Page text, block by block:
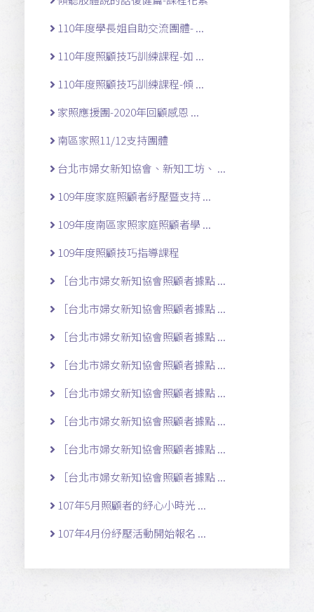
110年度學長姐自助交流團體- ...
110年度照顧技巧訓練課程-如 ...
110年度照顧技巧訓練課程-傾 ...
家照應援團-2020年回顧感恩 ...
南區家照11/12支持團體
台北市婦女新知協會、新知工坊、 ...
109年度家庭照顧者紓壓暨支持 ...
109年度南區家照家庭照顧者學 ...
109年度照顧技巧指導課程
［台北市婦女新知協會照顧者據點 ...
［台北市婦女新知協會照顧者據點 ...
［台北市婦女新知協會照顧者據點 ...
［台北市婦女新知協會照顧者據點 ...
［台北市婦女新知協會照顧者據點 ...
［台北市婦女新知協會照顧者據點 ...
［台北市婦女新知協會照顧者據點 ...
［台北市婦女新知協會照顧者據點 ...
107年5月照顧者的紓心小時光 ...
107年4月份紓壓活動開始報名 ...